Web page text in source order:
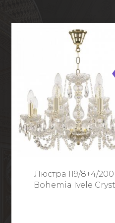
Люстра 119/8+4/200
Bohemia Ivele
119/8+4/200 G
Тип: Стеклянный рожок
Цвет арматуры:
Кол-во ламп:
Диаметр: 58